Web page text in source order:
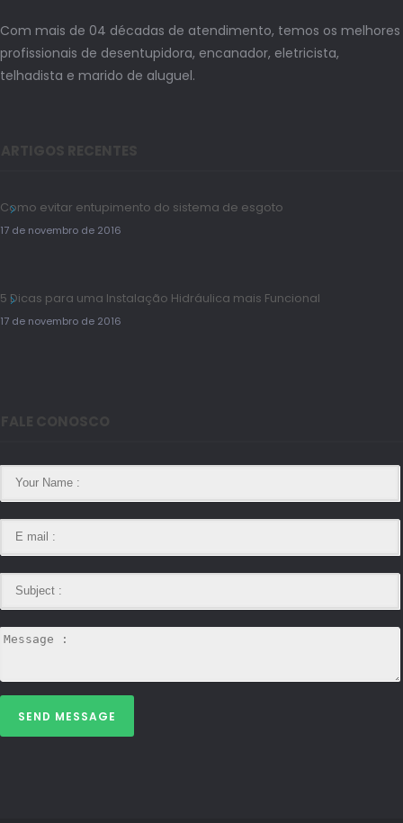
Com mais de 04 décadas de atendimento, temos os melhores
profissionais de desentupidora, encanador, eletricista,
telhadista e marido de aluguel.
Como evitar entupimento do sistema de esgoto
17 de novembro de 2016
5 Dicas para uma Instalação Hidráulica mais Funcional
17 de novembro de 2016
SEND MESSAGE